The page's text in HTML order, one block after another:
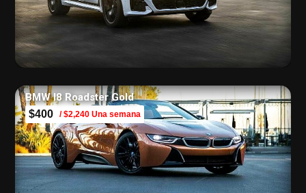
BMW I8 Roadster Gold
$400 / $2,240 Una semana